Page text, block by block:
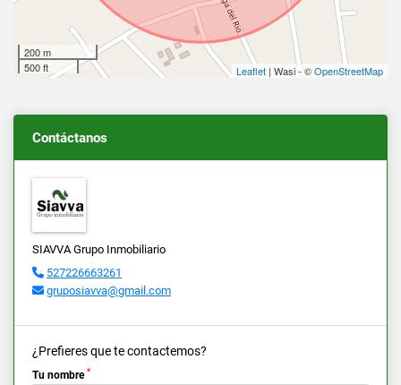
200 m
500 ft
Leaflet | Wasi - ©OpenStreetMap
Contáctanos
SIAVVA Grupo Inmobiliario
527226663261
gruposiavva@gmail.com
¿Prefieres que te contactemos?
Tu nombre *